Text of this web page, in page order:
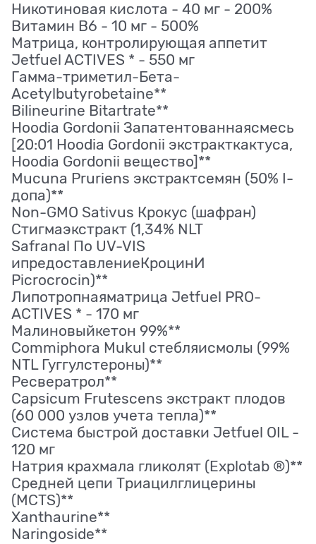
Никотиновая кислота - 40 мг - 200%
Витамин B6 - 10 мг - 500%
Матрица, контролирующая аппетит
Jetfuel ACTIVES * - 550 мг
Гамма-триметил-Бета-
Acetylbutyrobetaine**
Bilineurine Bitartrate**
Hoodia Gordonii Запатентованнаясмесь
[20:01 Hoodia Gordonii экстракткактуса,
Hoodia Gordonii вещество]**
Mucuna Pruriens экстрактсемян (50% I-
допа)**
Non-GMO Sativus Крокус (шафран)
Стигмаэкстракт (1,34% NLT
Safranal По UV-VIS
ипредоставлениеКроцинИ
Picrocrocin)**
Липотропнаяматрица Jetfuel PRO-
ACTIVES * - 170 мг
Малиновыйкетон 99%**
Commiphora Mukul стебляисмолы (99%
NTL Гуггулстероны)**
Ресвератрол**
Capsicum Frutescens экстракт плодов
(60 000 узлов учета тепла)**
Система быстрой доставки Jetfuel OIL -
120 мг
Натрия крахмала гликолят (Explotab ®)**
Средней цепи Триацилглицерины
(MCTS)**
Xanthaurine**
Naringoside**